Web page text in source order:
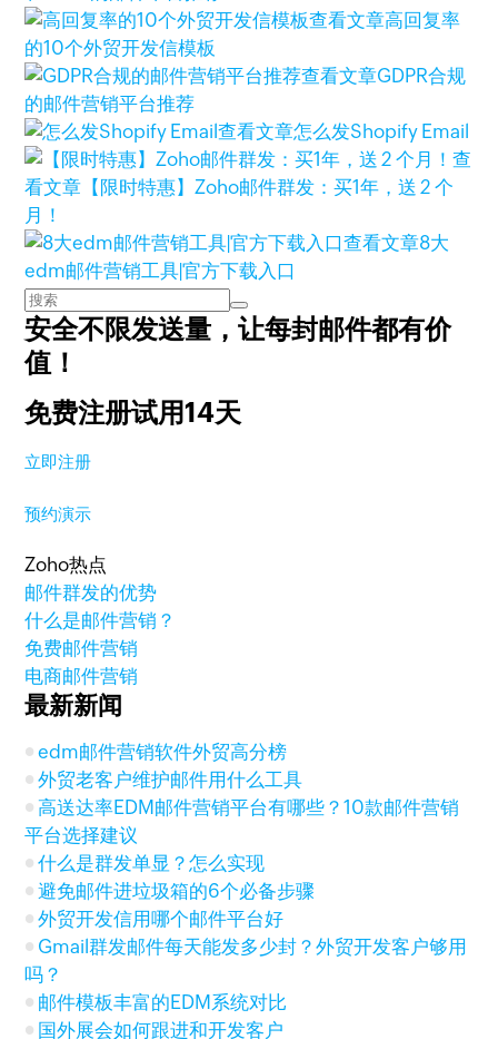
查看文章高回复率
的10个外贸开发信模板
查看文章GDPR合规
的邮件营销平台推荐
查看文章怎么发Shopify Email
查
看文章 【限时特惠】Zoho邮件群发：买1年，送 2 个
月！
查看文章8大
edm邮件营销工具|官方下载入口
安全不限发送量，让每封邮件都有价
值！
免费注册试用14天
立即注册
预约演示
Zoho热点
邮件群发的优势
什么是邮件营销？
免费邮件营销
电商邮件营销
最新新闻
edm邮件营销软件外贸高分榜
外贸老客户维护邮件用什么工具
高送达率EDM邮件营销平台有哪些？10款邮件营销
平台选择建议
什么是群发单显？怎么实现
避免邮件进垃圾箱的6个必备步骤
外贸开发信用哪个邮件平台好
Gmail群发邮件每天能发多少封？外贸开发客户够用
吗？
邮件模板丰富的EDM系统对比
国外展会如何跟进和开发客户